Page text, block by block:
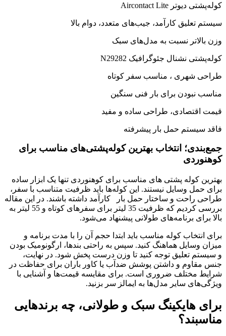
کوله‌پشتی دیوتر Aircontact Lite
سیستم تعلیق کارآمد، جیب‌های متعدد، دوام بالا
وزن بالاتر نسبت به مدل‌های سبک
کوله‌پشتی نشنال جئوگرافیک N29282
طراحی شهری ، مناسب سفر کوتاه
مناسب نبودن برای بار فنی سنگین
قیمت اقتصادی، طراحی ساده و مفید
فاقد سیستم حمل بار پیشرفته
جمع‌بندی؛ انتخاب بهترین کوله‌پشتی‌های مناسب برای
کوهنوردی
بهترین کوله پشتی های مناسب برای کوهنوردی تنها یک ابزار ساده
برای حمل وسایل نیستند. این کوله‌ها باید ظرفیت متناسب با سفر،
طراحی راحت و ساختار حمل بار کارآمد داشته باشند. در این مقاله
بررسی کردیم که ظرفیت 35 لیتر برای سفرهای کوتاه و 55 لیتر به
بالا برای برنامه‌های طولانی پیشنهاد می‌شود.
برای انتخاب کوله مناسب باید ابتدا حجم آن را با مدت برنامه و
میزان وسایل هماهنگ کنید. سپس به راحتی بندها، ارگونومیک بودن
و سیستم تعلیق توجه کنید تا وزن درست پخش شود. در نهایت،
جنس مقاوم و داشتن پوشش ضدآب یا کاور باران برای حفاظت در
شرایط مختلف ضروری است. برای مقایسه قیمت‌ها و آشنایی با
ویژگی‌های سایر مدل‌ها به ایمالز سر بزنید.
برای هایکینگ سبک و طولانی، چه برندهایی
مناسبند؟